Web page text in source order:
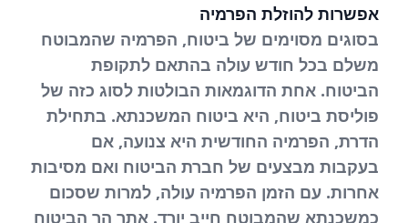
אפשרות להוזלת הפרמיה
בסוגים מסוימים של ביטוח, הפרמיה שהמבוטח
משלם בכל חודש עולה בהתאם לתקופת
הביטוח. אחת הדוגמאות הבולטות לסוג כזה של
פוליסת ביטוח, היא ביטוח המשכנתא. בתחילת
הדרת, הפרמיה החודשית היא צנועה, אם
בעקבות מבצעים של חברת הביטוח ואם מסיבות
אחרות. עם הזמן הפרמיה עולה, למרות שסכום
כמשכנתא שהמבוטח חייב יורד. אתר הר הביטוח